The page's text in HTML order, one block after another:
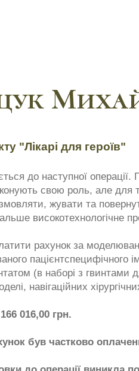
"Лікарі для героїв"
до наступної операції.
свою роль, але для
жувати та
високотехнологічне
рахунок за
пацієнтспецифічного
(в наборі з гвинтами
навігаційних
016,00 грн.
був частково